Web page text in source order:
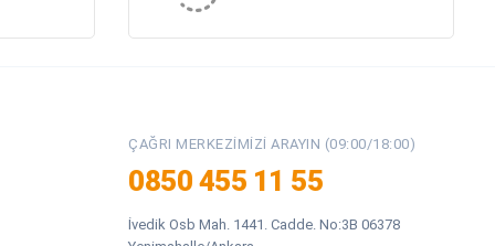
ÇAĞRI MERKEZIMIZI ARAYIN (09:00/18:00)
0850 455 11 55
İvedik Osb Mah. 1441. Cadde. No:3B 06378